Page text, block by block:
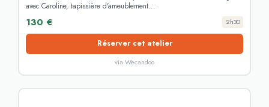
avec Caroline, tapissière d'ameublement...
130 € 2h30
Réserver cet atelier
via Wecandoo